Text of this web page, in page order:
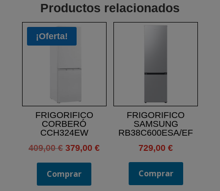
Productos relacionados
¡Oferta!
FRIGORIFICO
CORBERÓ
CCH324EW
409,00€ El
original
era:
379,00€El
Comprar
FRIGORIFICO
SAMSUNG
RB38C600ESA/EF
729,00€
Comprar